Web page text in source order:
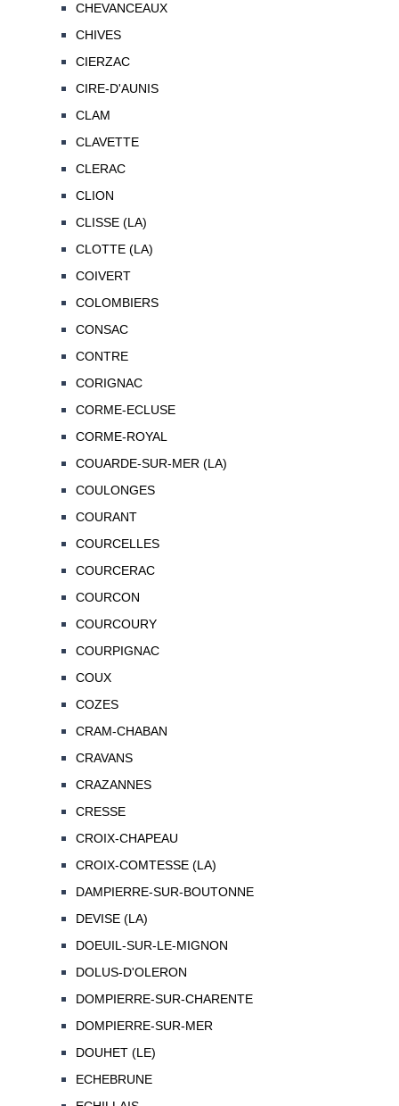
CHEVANCEAUX
CHIVES
CIERZAC
CIRE-D'AUNIS
CLAM
CLAVETTE
CLERAC
CLION
CLISSE (LA)
CLOTTE (LA)
COIVERT
COLOMBIERS
CONSAC
CONTRE
CORIGNAC
CORME-ECLUSE
CORME-ROYAL
COUARDE-SUR-MER (LA)
COULONGES
COURANT
COURCELLES
COURCERAC
COURCON
COURCOURY
COURPIGNAC
COUX
COZES
CRAM-CHABAN
CRAVANS
CRAZANNES
CRESSE
CROIX-CHAPEAU
CROIX-COMTESSE (LA)
DAMPIERRE-SUR-BOUTONNE
DEVISE (LA)
DOEUIL-SUR-LE-MIGNON
DOLUS-D'OLERON
DOMPIERRE-SUR-CHARENTE
DOMPIERRE-SUR-MER
DOUHET (LE)
ECHEBRUNE